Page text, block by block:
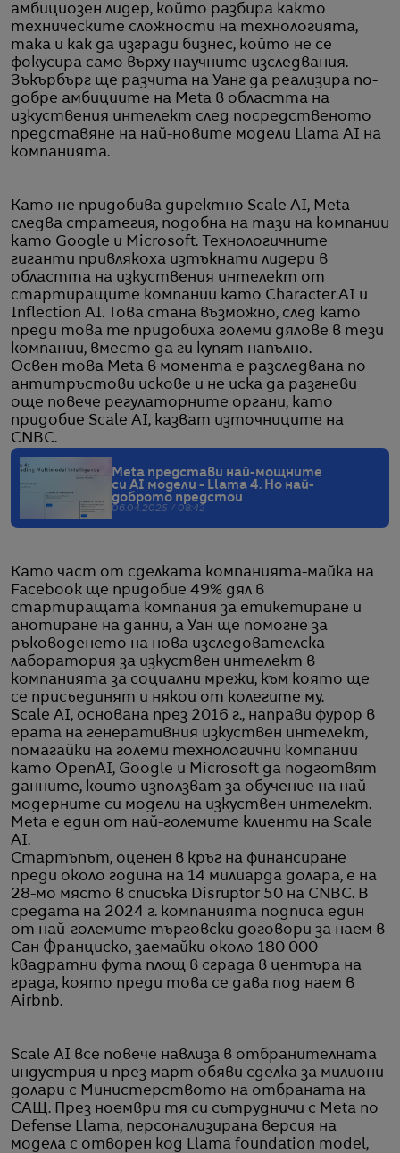
амбициозен лидер, който разбира както
техническите сложности на технологията,
така и как да изгради бизнес, който не се
фокусира само върху научните изследвания.
Зъкърбърг ще разчита на Уанг да реализира по-
добре амбициите на Meta в областта на
изкуствения интелект след посредственото
представяне на най-новите модели Llama AI на
компанията.
Като не придобива директно Scale AI, Meta
следва стратегия, подобна на тази на компании
като Google и Microsoft. Технологичните
гиганти привлякоха изтъкнати лидери в
областта на изкуствения интелект от
стартиращите компании като Character.AI и
Inflection AI. Това стана възможно, след като
преди това те придобиха големи дялове в тези
компании, вместо да ги купят напълно.
Освен това Meta в момента е разследвана по
антитръстови искове и не иска да разгневи
още повече регулаторните органи, като
придобие Scale AI, казват източниците на
CNBC.
Meta представи най-мощните
си AI модели - Llama 4. Но най-
доброто предстои
06.04.2025 / 08:42
Като част от сделката компанията-майка на
Facebook ще придобие 49% дял в
стартиращата компания за етикетиране и
анотиране на данни, а Уан ще помогне за
ръководенето на нова изследователска
лаборатория за изкуствен интелект в
компанията за социални мрежи, към която ще
се присъединят и някои от колегите му.
Scale AI, основана през 2016 г., направи фурор в
ерата на генеративния изкуствен интелект,
помагайки на големи технологични компании
като OpenAI, Google и Microsoft да подготвят
данните, които използват за обучение на най-
модерните си модели на изкуствен интелект.
Meta е един от най-големите клиенти на Scale
AI.
Стартъпът, оценен в кръг на финансиране
преди около година на 14 милиарда долара, е на
28-мо място в списъка Disruptor 50 на CNBC. В
средата на 2024 г. компанията подписа един
от най-големите търговски договори за наем в
Сан Франциско, заемайки около 180 000
квадратни фута площ в сграда в центъра на
града, която преди това се дава под наем в
Airbnb.
Scale AI все повече навлиза в отбранителната
индустрия и през март обяви сделка за милиони
долари с Министерството на отбраната на
САЩ. През ноември тя си сътрудничи с Meta по
Defense Llama, персонализирана версия на
модела с отворен код Llama foundation model,